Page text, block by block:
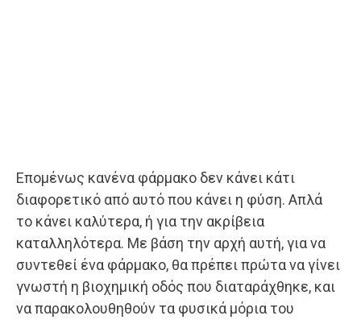
Επομένως κανένα φάρμακο δεν κάνει κάτι
διαφορετικό από αυτό που κάνει η φύση. Απλά
το κάνει καλύτερα, ή για την ακρίβεια
καταλληλότερα. Με βάση την αρχή αυτή, για να
συντεθεί ένα φάρμακο, θα πρέπει πρώτα να γίνει
γνωστή η βιοχημική οδός που διαταράχθηκε, και
να παρακολουθηθούν τα φυσικά μόρια του